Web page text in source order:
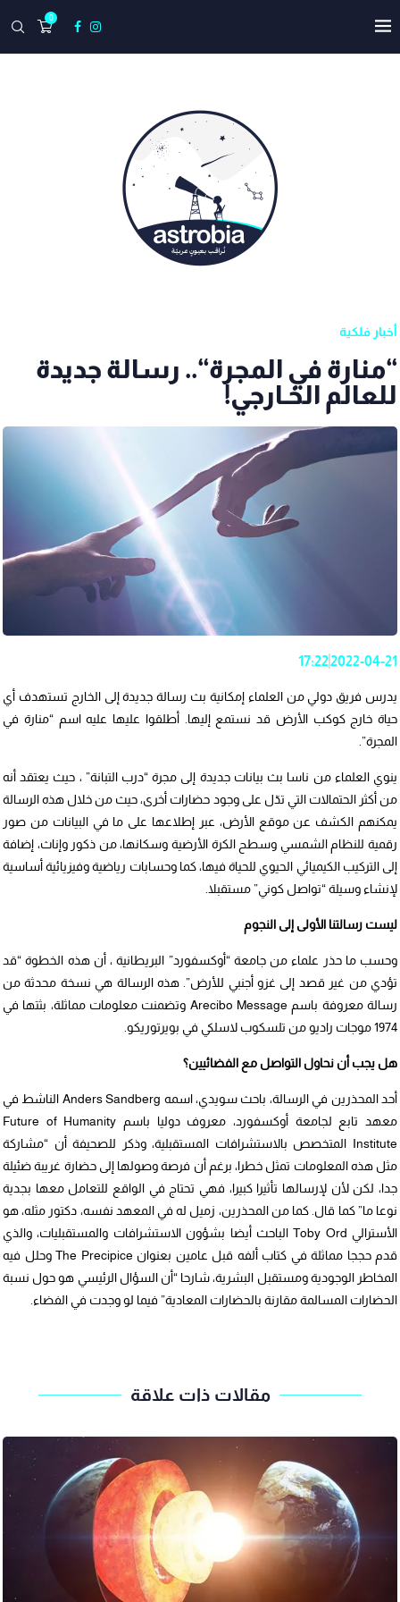
0
أخبار فلكية
“منارة في المجرة“.. رسالة جديدة
للعالم الخـارجي!
2022-04-21
17:22
يدرس فريق دولي من العلماء إمكانية بث رسالة جديدة إلى الخارج تستهدف أي
حياة خارج كوكب الأرض قد نستمع إليها. أطلقوا عليها عليه اسم “منارة في
المجرة”.
ينوي العلماء من ناسا بث بيانات جديدة إلى مجرة “درب التبانة” ، حيث يعتقد أنه
من أكثر الحتمالات التي تدّل على وجود حضارات أخرى، حيث من خلال هذه الرسالة
يمكنهم الكشف عن موقع الأرض، عبر إطلاعها على ما في البيانات من صور
رقمية للنظام الشمسي وسطح الكرة الأرضية وسكانها، من ذكور وإناث، إضافة
إلى التركيب الكيميائي الحيوي للحياة فيها، كما وحسابات رياضية وفيزيائية أساسية
لإنشاء وسيلة “تواصل كوني” مستقبلا.
ليست رسالتنا الأولى إلى النجوم
وحسب ما حذر علماء من جامعة “أوكسفورد” البريطانية ، أن هذه الخطوة “قد
تؤدي من غير قصد إلى غزو أجنبي للأرض”. هذه الرسالة هي نسخة محدثة من
رسالة معروفة باسم Arecibo Message وتضمنت معلومات مماثلة، بثتها في
1974 موجات راديو من تلسكوب لاسلكي في بويرتوريكو.
هل يجب أن نحاول التواصل مع الفضائيين؟
أحد المحذرين في الرسالة، باحث سويدي، اسمه Anders Sandberg الناشط في
معهد تابع لجامعة أوكسفورد، معروف دوليا باسم Future of Humanity
Institute المتخصص بالاستشرافات المستقبلية، وذكر للصحيفة أن “مشاركة
مثل هذه المعلومات تمثل خطرا، برغم أن فرصة وصولها إلى حضارة غريبة ضئيلة
جدا، لكن لأن لإرسالها تأثيرا كبيرا، فهي تحتاج في الواقع للتعامل معها بجدية
نوعا ما” كما قال. كما من المحذرين، زميل له في المعهد نفسه، دكتور مثله، هو
الأسترالي Toby Ord الباحث أيضا بشؤون الاستشرافات والمستقبليات، والذي
قدم حججا مماثلة في كتاب ألفه قبل عامين بعنوان The Precipice وحلل فيه
المخاطر الوجودية ومستقبل البشرية، شارحا “أن السؤال الرئيسي هو حول نسبة
الحضارات المسالمة مقارنة بالحضارات المعادية” فيما لو وجدت في الفضاء.
مقالات ذات علاقة